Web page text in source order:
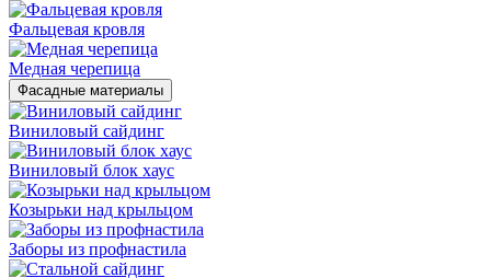
Фальцевая кровля
Медная черепица
Фасадные материалы
Виниловый сайдинг
Виниловый блок хаус
Козырьки над крыльцом
Заборы из профнастила